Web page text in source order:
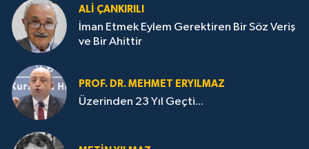
ALI ÇANKIRILI
İman Etmek Eylem Gerektiren Bir Söz Veriş
ve Bir Ahittir
PROF. DR. MEHMET ERYILMAZ
Üzerinden 23 Yıl Geçti...